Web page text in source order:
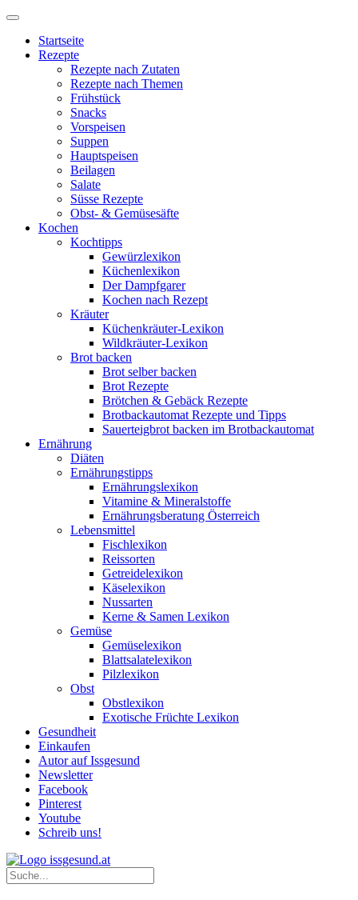
Startseite
Rezepte
Rezepte nach Zutaten
Rezepte nach Themen
Frühstück
Snacks
Vorspeisen
Suppen
Hauptspeisen
Beilagen
Salate
Süsse Rezepte
Obst- & Gemüsesäfte
Kochen
Kochtipps
Gewürzlexikon
Küchenlexikon
Der Dampfgarer
Kochen nach Rezept
Kräuter
Küchenkräuter-Lexikon
Wildkräuter-Lexikon
Brot backen
Brot selber backen
Brot Rezepte
Brötchen & Gebäck Rezepte
Brotbackautomat Rezepte und Tipps
Sauerteigbrot backen im Brotbackautomat
Ernährung
Diäten
Ernährungstipps
Ernährungslexikon
Vitamine & Mineralstoffe
Ernährungsberatung Österreich
Lebensmittel
Fischlexikon
Reissorten
Getreidelexikon
Käselexikon
Nussarten
Kerne & Samen Lexikon
Gemüse
Gemüselexikon
Blattsalatelexikon
Pilzlexikon
Obst
Obstlexikon
Exotische Früchte Lexikon
Gesundheit
Einkaufen
Autor auf Issgesund
Newsletter
Facebook
Pinterest
Youtube
Schreib uns!